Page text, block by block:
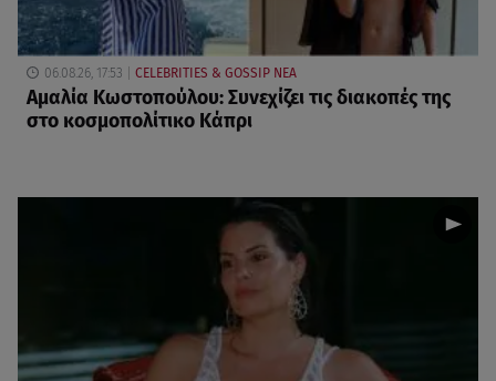
06.08.26, 17:53 CELEBRITIES & GOSSIP ΝΕΑ
Αμαλία Κωστοπούλου: Συνεχίζει τις διακοπές της
στο κοσμοπολίτικο Κάπρι